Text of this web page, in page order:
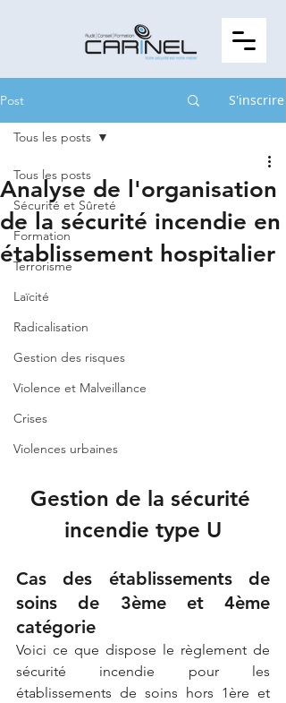
Post S'inscrire
Tous les posts
Sécurité et Sûreté
Formation
Terrorisme
Laïcité
Radicalisation
Gestion des risques
Violence et Malveillance
Crises
Violences urbaines
Tous les posts
Analyse de l'organisation
de la sécurité incendie en
établissement hospitalier
Gestion de la sécurité
incendie type U
Cas des établissements de
soins de 3ème et 4ème
catégorie
Voici ce que dispose le règlement de
sécurité incendie pour les
établissements de soins hors 1ère et